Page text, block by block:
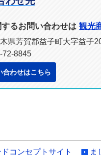
るお問い合わせは 観光
県芳賀郡益子町大字益子
72-8845
合わせはこちら
コンセプトサイト ま